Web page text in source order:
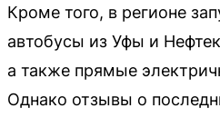
Кроме того, в регионе
автобусы из Уфы и
а также прямые
Однако отзывы о